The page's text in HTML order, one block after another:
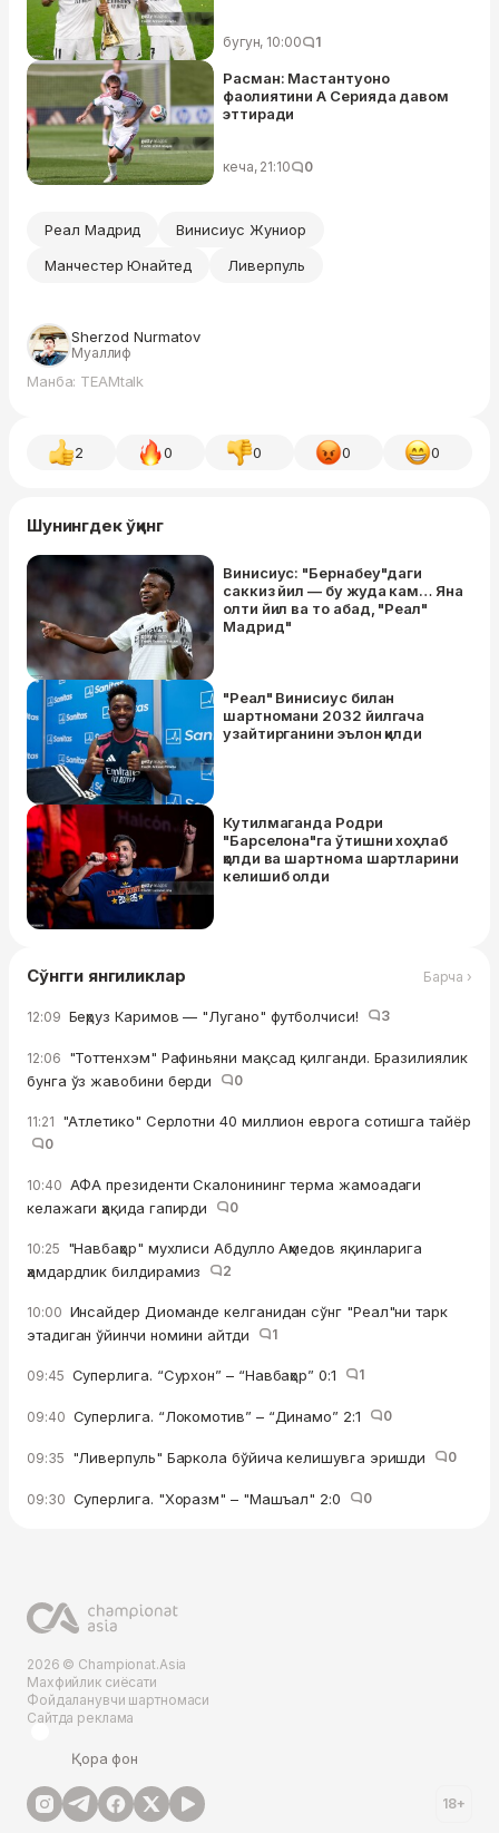
бугун, 10:00 1
Расман: Мастантуоно
фаолиятини А Серияда давом
эттиради
кеча, 21:10 0
Реал Мадрид
Винисиус Жуниор
Манчестер Юнайтед
Ливерпуль
Sherzod Nurmatov
Муаллиф
Манба: TEAMtalk
2 0 0 0 0
Шунингдек ўқинг
Винисиус: "Бернабеу"даги
саккиз йил — бу жуда кам… Яна
олти йил ва то абад, "Реал"
Мадрид"
"Реал" Винисиус билан
шартномани 2032 йилгача
узайтирганини эълон қилди
Кутилмаганда Родри
"Барселона"га ўтишни хоҳлаб
қолди ва шартнома шартларини
келишиб олди
Сўнгги янгиликлар Барча ›
12:09 Беҳруз Каримов — "Лугано" футболчиси! 3
12:06 "Тоттенхэм" Рафиньяни мақсад қилганди. Бразилиялик
бунга ўз жавобини берди
0
11:21 "Атлетико" Серлотни 40 миллион еврога сотишга тайёр
0
10:40 АФА президенти Скалонининг терма жамоадаги
келажаги ҳақида гапирди
0
10:25 "Навбаҳор" мухлиси Абдулло Аҳмедов яқинларига
ҳамдардлик билдирамиз
2
10:00 Инсайдер Диоманде келганидан сўнг "Реал"ни тарк
этадиган ўйинчи номини айтди
1
09:45 Суперлига. “Сурхон” – “Навбаҳор” 0:1 1
09:40 Суперлига. “Локомотив” – “Динамо” 2:1 0
09:35 "Ливерпуль" Баркола бўйича келишувга эришди 0
09:30 Суперлига. "Хоразм" – "Машъал" 2:0 0
2026 © Championat.Asia
Махфийлик сиёсати
Фойдаланувчи шартномаси
Сайтда реклама
Қора фон
18+